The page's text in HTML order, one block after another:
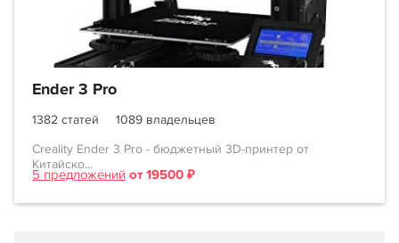
Ender 3 Pro
1382 статей
1089 владельцев
Creality Ender 3 Pro - бюджетный 3D-принтер от
Китайско...
5 предложений от 19500 ₽